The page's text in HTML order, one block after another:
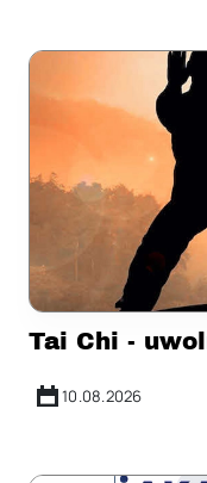
Tai Chi -
10.08.2026